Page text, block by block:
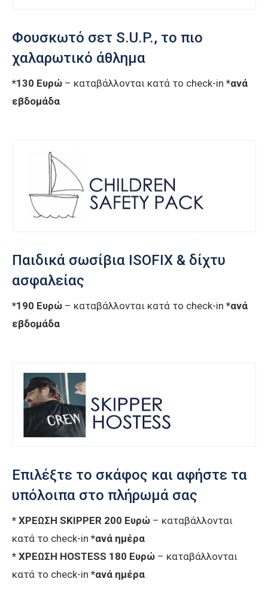
Φουσκωτό σετ S.U.P., το πιο
χαλαρωτικό άθλημα
*130 Ευρώ – καταβάλλονται κατά το check-in *ανά
εβδομάδα
Παιδικά σωσίβια ISOFIX & δίχτυ
ασφαλείας
*190 Ευρώ – καταβάλλονται κατά το check-in *ανά
εβδομάδα
Επιλέξτε το σκάφος και αφήστε τα
υπόλοιπα στο πλήρωμά σας
* ΧΡΕΩΣΗ SKIPPER 200 Ευρώ – καταβάλλονται
κατά το check-in *ανά ημέρα
* ΧΡΕΩΣΗ HOSTESS 180 Ευρώ – καταβάλλονται
κατά το check-in *ανά ημέρα